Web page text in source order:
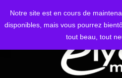
Notre site est en cours de
disponibles, mais vous pourrez
tout beau, tout